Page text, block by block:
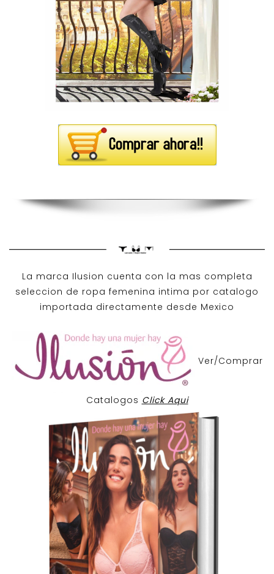
La marca Ilusion cuenta con la mas completa
seleccion de ropa femenina intima por catalogo
importada directamente desde Mexico
Ver/Comprar
Catalogos Click Aqui